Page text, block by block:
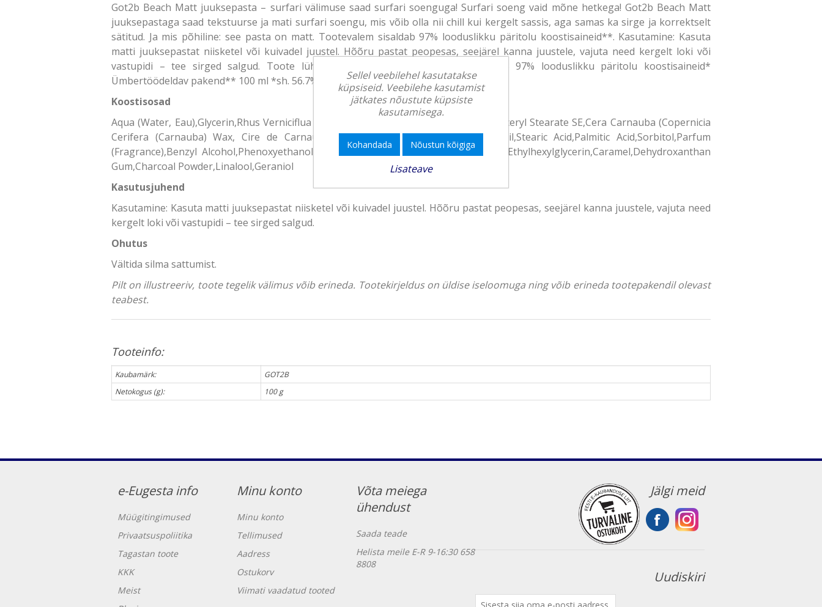
Got2b Beach Matt juuksepasta – surfari välimuse saad surfari soenguga! Surfari soeng vaid mõne hetkega! Got2b Beach Matt
juuksepastaga saad tekstuurse ja mati surfari soengu, mis võib olla nii chill kui kergelt sassis, aga samas ka sirge ja korrektselt
sätitud. Ja mis põhiline: see pasta on matt. Tootevalem sisaldab 97% looduslikku päritolu koostisaineid**. Kasutamine: Kasuta
matti juuksepastat niisketel või kuivadel juustel. Hõõru pastat peopesas, seejärel kanna juustele, vajuta need kergelt loki või
vastupidi – tee sirged salgud. Toote lühitutvustus: Surfari look Chill püsivus 3 97% looduslikku päritolu koostisaineid*
Ümbertöödeldav pakend** 100 ml *sh. 56.7% vett
Koostisosad
Aqua (Water, Eau),Glycerin,Rhus Verniciflua Peel Cera (Rhus Verniciflua Peel Wax),Glyceryl Stearate SE,Cera Carnauba (Copernicia
Cerifera (Carnauba) Wax, Cire de Carnauba),Ricinus Communis (Castor) Seed Oil,Stearic Acid,Palmitic Acid,Sorbitol,Parfum
(Fragrance),Benzyl Alcohol,Phenoxyethanol,Hydrogenated Castor Oil,Caprylyl Glycol,Ethylhexylglycerin,Caramel,Dehydroxanthan
Gum,Charcoal Powder,Linalool,Geraniol
Kasutusjuhend
Kasutamine: Kasuta matti juuksepastat niisketel või kuivadel juustel. Hõõru pastat peopesas, seejärel kanna juustele, vajuta need
kergelt loki või vastupidi – tee sirged salgud.
Ohutus
Vältida silma sattumist.
Pilt on illustreeriv, toote tegelik välimus võib erineda. Tootekirjeldus on üldise iseloomuga ning võib erineda tootepakendil olevast
teabest.
Tooteinfo:
Kaubamärk:
GOT2B
Netokogus (g):
100 g
e-Eugesta info
Müügitingimused
Privaatsuspoliitika
Tagastan toote
KKK
Meist
Minu konto
Minu konto
Tellimused
Aadress
Ostukorv
Viimati vaadatud tooted
Võta meiega
ühendust
Saada teade
Helista meile E-R 9-16:30 658
8808
Jälgi meid
Uudiskiri
Sellel veebilehel kasutatakse
küpsiseid. Veebilehe kasutamist
jätkates nõustute küpsiste
kasutamisega.
Kohandada Nõustun kõigiga
Lisateave